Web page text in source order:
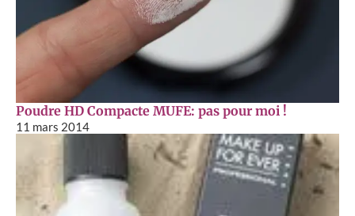
Poudre HD Compacte MUFE: pas pour moi !
11 mars 2014